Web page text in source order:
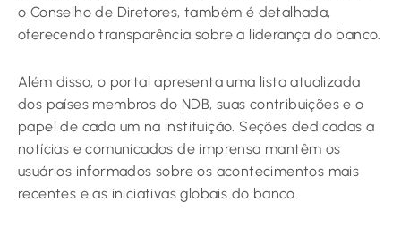
o Conselho de Diretores, também é detalhada,
oferecendo transparência sobre a liderança do banco.
Além disso, o portal apresenta uma lista atualizada
dos países membros do NDB, suas contribuições e o
papel de cada um na instituição. Seções dedicadas a
notícias e comunicados de imprensa mantêm os
usuários informados sobre os acontecimentos mais
recentes e as iniciativas globais do banco.